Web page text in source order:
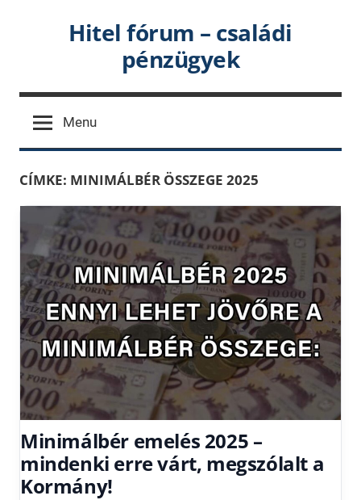
Hitel fórum – családi
pénzügyek
Menu
CÍMKE: MINIMÁLBÉR ÖSSZEGE 2025
Minimálbér emelés 2025 –
mindenki erre várt, megszólalt a
Kormány!